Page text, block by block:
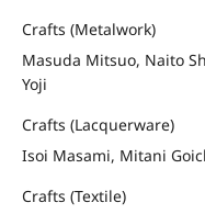
Crafts (Metalwork)
Masuda Mitsuo, Naito
Yoji
Crafts (Lacquerware)
Isoi Masami, Mitani
Crafts (Textile)